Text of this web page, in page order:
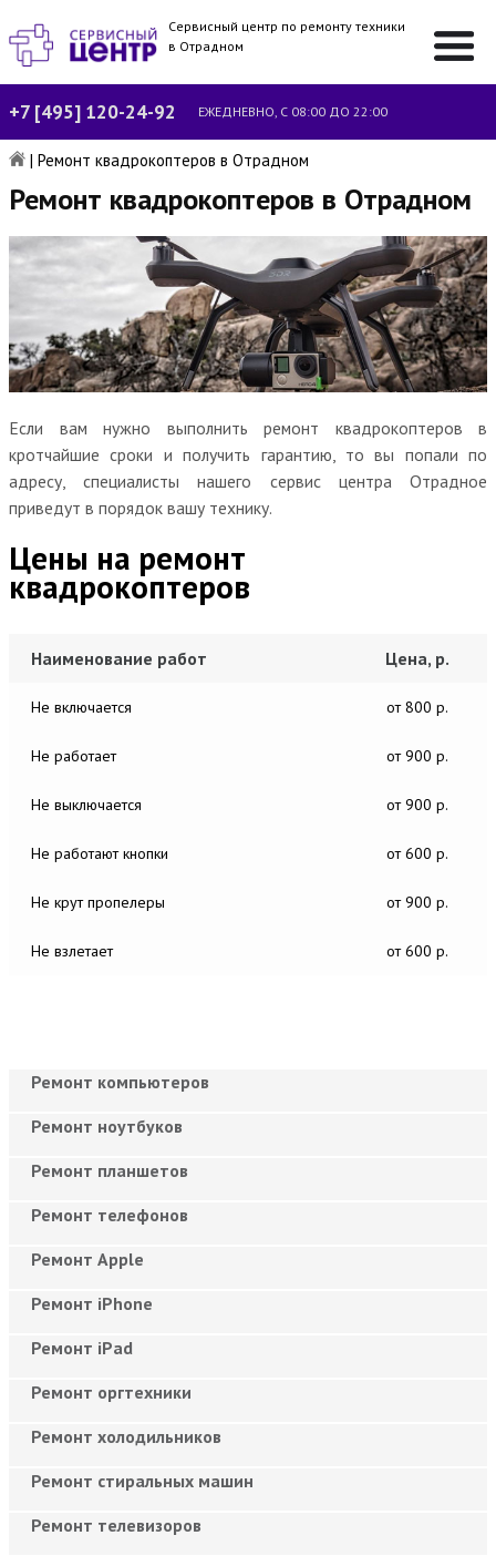
Сервисный центр по ремонту техники
в Отрадном
+7 [495] 120-24-92 ЕЖЕДНЕВНО, С 08:00 ДО 22:00
| Ремонт квадрокоптеров в Отрадном
Ремонт квадрокоптеров в Отрадном
Если вам нужно выполнить ремонт квадрокоптеров в
кротчайшие сроки и получить гарантию, то вы попали по
адресу, специалисты нашего сервис центра Отрадное
приведут в порядок вашу технику.
Цены на ремонт
квадрокоптеров
Наименование работ Цена, р.
Не включается от 800 р.
Не работает от 900 р.
Не выключается от 900 р.
Не работают кнопки от 600 р.
Не крут пропелеры от 900 р.
Не взлетает от 600 р.
Ремонт компьютеров
Ремонт ноутбуков
Ремонт планшетов
Ремонт телефонов
Ремонт Apple
Ремонт iPhone
Ремонт iPad
Ремонт оргтехники
Ремонт холодильников
Ремонт стиральных машин
Ремонт телевизоров